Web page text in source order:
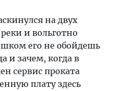
на двух
и вольготно
его не обойдешь
и зачем, когда в
сервис проката
плату здесь